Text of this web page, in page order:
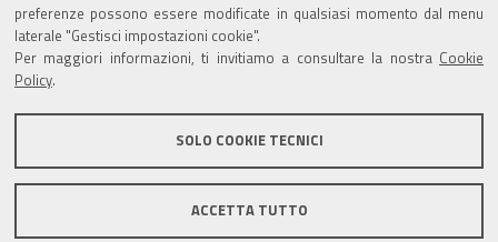
preferenze possono essere modificate in qualsiasi momento dal menu
laterale "Gestisci impostazioni cookie".
Per maggiori informazioni, ti invitiamo a consultare la nostra Cookie
Policy
SOLO COOKIE TECNICI
ACCETTA TUTTO
Pubblicità Legale
Area riservata Amministratori
Informativa generale
Informative privacy